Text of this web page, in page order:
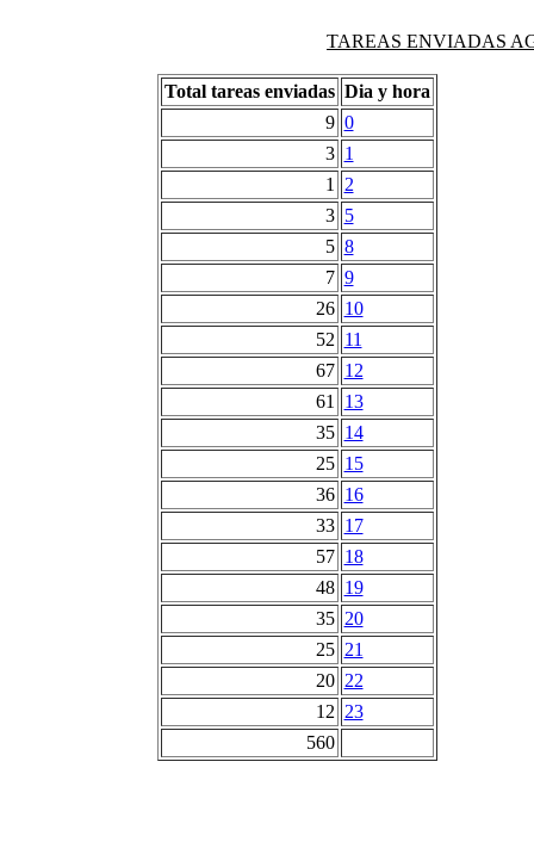
TAREAS ENVIADAS
Total tareas enviadas Dia y hora
9 0
3 1
1
2
3 5
5 8
7 9
26 10
52 11
67 12
61
13
35 14
25 15
36 16
33 17
57 18
48 19
35 20
25 21
20 22
12 23
560